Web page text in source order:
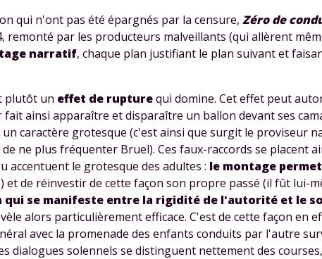
qui n'ont pas été épargnés par la censure, Zéro de
remonté par les producteurs malveillants (qui allèrent
narratif, chaque plan justifiant le plan suivant et
plutôt un effet de rupturequi domine. Cet effet peut
fait ainsi apparaître et disparaître un ballon devant ses
caractère grotesque (c'est ainsi que surgit le proviseur
ne plus fréquenter Bruel). Ces faux-raccords se placent
accentuent le grotesque des adultes : le montage
et de réinvestir de cette façon son propre passé (il fût lui-
se manifeste entre la rigidité de l'autorité et le
alors particulièrement efficace. C'est de cette façon en
avec la promenade des enfants conduits par l'autre
dialogues solennels se distinguent nettement des
notre plateforme de soutien
Fiches de cours et vidéos ,
Unespace dédié aux
parents pour suivre les
progrès
Tout le
disponibles
par tchat,
TESTER
* Votre code d'accès sera envoyé à cette adresse e-mail. En
consentez à ce que vos données à caractère personnel soient traitées
marque myMaxicours, afin que SEJER puisse vous donner accès au